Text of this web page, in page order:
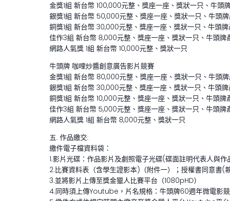
金獎1組 新台幣 100,000元整、獎座一座、獎狀一只、牛頭
銀獎1組 新台幣 50,000元整、獎座一座、獎狀一只、牛頭
銅獎1組 新台幣 30,000元整、獎座一座、獎狀一只、牛頭牌
佳作3組 新台幣 8,000元整、獎座一座、獎狀一只、牛頭牌
網路人氣獎 1組 新台幣 10,000元整、獎狀一只
牛頭牌 咖哩炒醬創意廣告影片競賽
金獎1組 新台幣 80,000元整、獎座一座、獎狀一只、牛頭
銀獎1組 新台幣 30,000元整、獎座一座、獎狀一只、牛頭牌
銅獎1組 新台幣 10,000元整、獎座一座、獎狀一只、牛頭牌
佳作3組 新台幣 5,000元整、獎座一座、獎狀一只、牛頭牌
網路人氣獎 1組 新台幣 8,000元整、獎狀一只
五. 作品繳交:
繳件電子檔資料袋：
1.影片光碟：作品影片及劇照電子光碟(碟面註明代表人與
2.比賽資料表（含學生證影本)（附件一）；授權書同意書(
3.並將影片上傳至獎金獵人比賽平台（1080pHD）
4.同時須上傳Youtube，片名規格：牛頭牌60週年微電影